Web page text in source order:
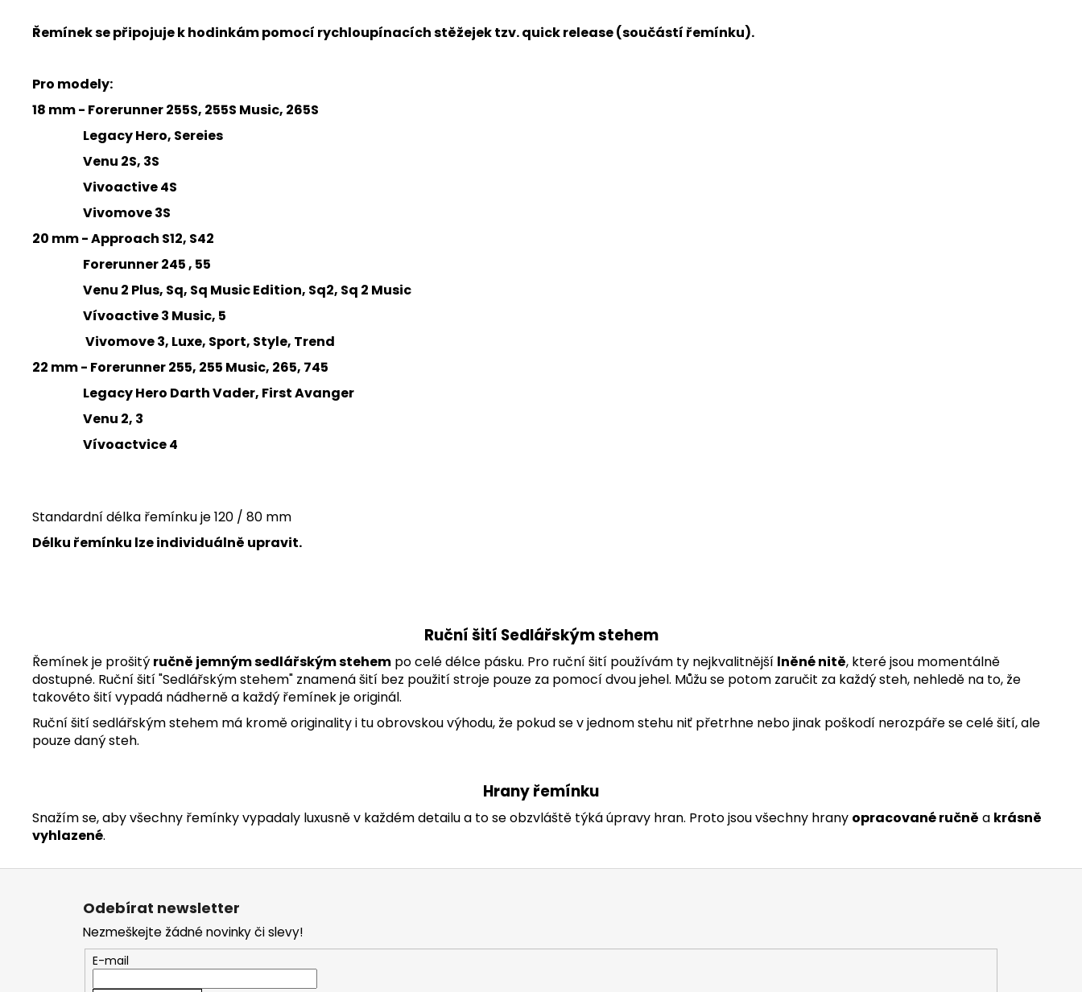
Řemínek se připojuje k hodinkám pomocí rychloupínacích stěžejek tzv. quick release (součástí řemínku).
Pro modely:
18 mm - Forerunner 255S, 255S Music, 265S
Legacy Hero, Sereies
Venu 2S, 3S
Vivoactive 4S
Vivomove 3S
20 mm - Approach S12, S42
Forerunner 245 , 55
Venu 2 Plus, Sq, Sq Music Edition, Sq2, Sq 2 Music
Vívoactive 3 Music, 5
Vivomove 3, Luxe, Sport, Style, Trend
22 mm - Forerunner 255, 255 Music, 265, 745
Legacy Hero Darth Vader, First Avanger
Venu 2, 3
Vívoactvice 4
Standardní délka řemínku je 120 / 80 mm
Délku řemínku lze individuálně upravit.
Ruční šití Sedlářským stehem
Řemínek je prošitý ručně jemným sedlářským stehem po celé délce pásku. Pro ruční šití používám ty nejkvalitnější lněné nitě, které jsou momentálně
dostupné. Ruční šití "Sedlářským stehem" znamená šití bez použití stroje pouze za pomocí dvou jehel. Můžu se potom zaručit za každý steh, nehledě na to, že
takovéto šití vypadá nádherně a každý řemínek je originál.
Ruční šití sedlářským stehem má kromě originality i tu obrovskou výhodu, že pokud se v jednom stehu niť přetrhne nebo jinak poškodí nerozpáře se celé šití, ale
pouze daný steh.
Hrany řemínku
Snažím se, aby všechny řemínky vypadaly luxusně v každém detailu a to se obzvláště týká úpravy hran. Proto jsou všechny hrany opracované ručně a krásně
vyhlazené.
Odebírat newsletter
Nezmeškejte žádné novinky či slevy!
E-mail